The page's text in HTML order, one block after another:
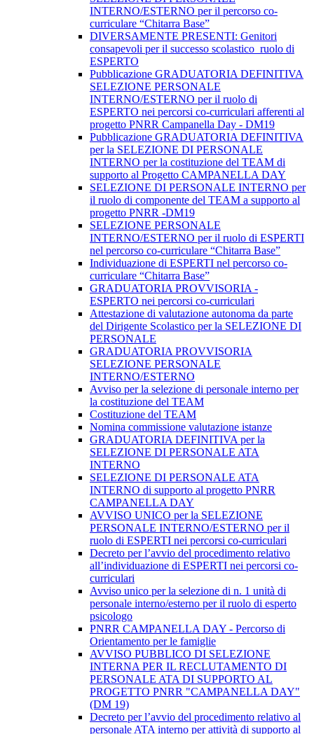
INTERNO/ESTERNO per il percorso co-
curriculare “Chitarra Base”
DIVERSAMENTE PRESENTI: Genitori
consapevoli per il successo scolastico_ruolo di
ESPERTO
Pubblicazione GRADUATORIA DEFINITIVA
SELEZIONE PERSONALE
INTERNO/ESTERNO per il ruolo di
ESPERTO nei percorsi co-curriculari afferenti al
progetto PNRR Campanella Day - DM19
Pubblicazione GRADUATORIA DEFINITIVA
per la SELEZIONE DI PERSONALE
INTERNO per la costituzione del TEAM di
supporto al Progetto CAMPANELLA DAY
SELEZIONE DI PERSONALE INTERNO per
il ruolo di componente del TEAM a supporto al
progetto PNRR -DM19
SELEZIONE PERSONALE
INTERNO/ESTERNO per il ruolo di ESPERTI
nel percorso co-curriculare “Chitarra Base”
Individuazione di ESPERTI nel percorso co-
curriculare “Chitarra Base”
GRADUATORIA PROVVISORIA -
ESPERTO nei percorsi co-curriculari
Attestazione di valutazione autonoma da parte
del Dirigente Scolastico per la SELEZIONE DI
PERSONALE
GRADUATORIA PROVVISORIA
SELEZIONE PERSONALE
INTERNO/ESTERNO
Avviso per la selezione di personale interno per
la costituzione del TEAM
Costituzione del TEAM
Nomina commissione valutazione istanze
GRADUATORIA DEFINITIVA per la
SELEZIONE DI PERSONALE ATA
INTERNO
SELEZIONE DI PERSONALE ATA
INTERNO di supporto al progetto PNRR
CAMPANELLA DAY
AVVISO UNICO per la SELEZIONE
PERSONALE INTERNO/ESTERNO per il
ruolo di ESPERTI nei percorsi co-curriculari
Decreto per l’avvio del procedimento relativo
all’individuazione di ESPERTI nei percorsi co-
curriculari
Avviso unico per la selezione di n. 1 unità di
personale interno/esterno per il ruolo di esperto
psicologo
PNRR CAMPANELLA DAY - Percorso di
Orientamento per le famiglie
AVVISO PUBBLICO DI SELEZIONE
INTERNA PER IL RECLUTAMENTO DI
PERSONALE ATA DI SUPPORTO AL
PROGETTO PNRR "CAMPANELLA DAY"
(DM 19)
Decreto per l’avvio del procedimento relativo al
personale ATA interno per attività di supporto al